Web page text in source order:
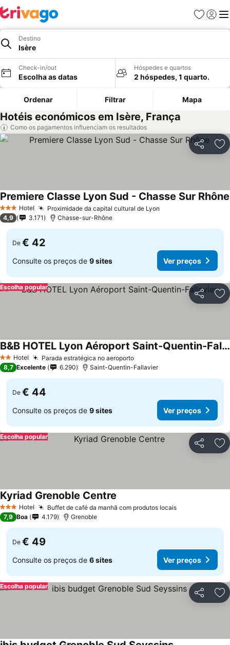
Favoritos
Iniciar
Destino
Isère
Check-in/out
Escolha as datas
Hóspedes e quartos
2 hóspedes, 1 quarto.
Ordenar Filtrar Mapa
Hotéis económicos em Isère, França
Como os pagamentos influenciam os resultados
Partilhar
3 EstrelasHotel Proximidade da capital cultural de Lyon
Premiere Classe Lyon Sud - Chasse Sur Rhône
4,9 3.171 Chasse-sur-Rhône
De € 42
Consulte os preços de 9 sites Ver preços
Partilhar
Escolha popular
2 Estrelas
Hotel Parada estratégica no aeroportoVer preços
B&B HOTEL Lyon Aéroport Saint-Quentin-Fallavier
Ver preços
8,7 Excelente 6.290 Saint-Quentin-Fallavier
De € 44
Consulte os preços de 9 sites Ver preços
Partilhar
Escolha popular
3 EstrelasHotel Buffet de café da manhã com produtos locaisVer preços
Kyriad Grenoble Centre
7,9 Boa 4.179 Grenoble
De € 49
Consulte os preços de 6 sites Ver preços
Partilhar
Escolha popular